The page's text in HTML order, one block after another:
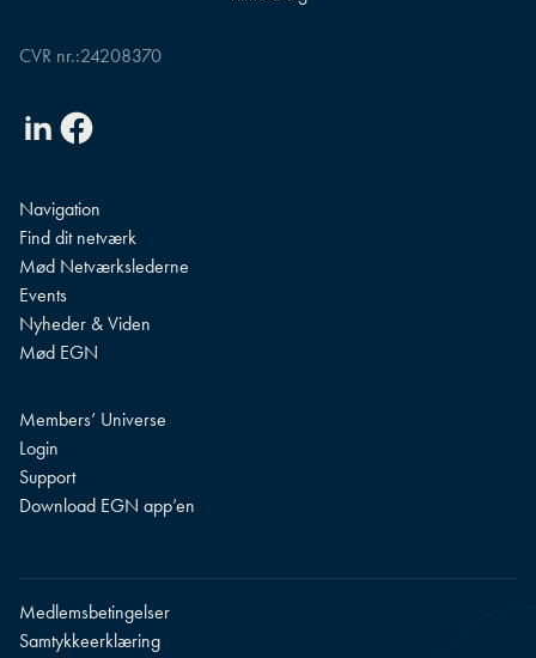
CVR nr.:24208370
LinkedinFacebook
Navigation
Find dit netværk
Mød Netværkslederne
Events
Nyheder & Viden
Mød EGN
Members’ Universe
Login
Support
Download EGN app’en
Medlemsbetingelser
Samtykkeerklæring